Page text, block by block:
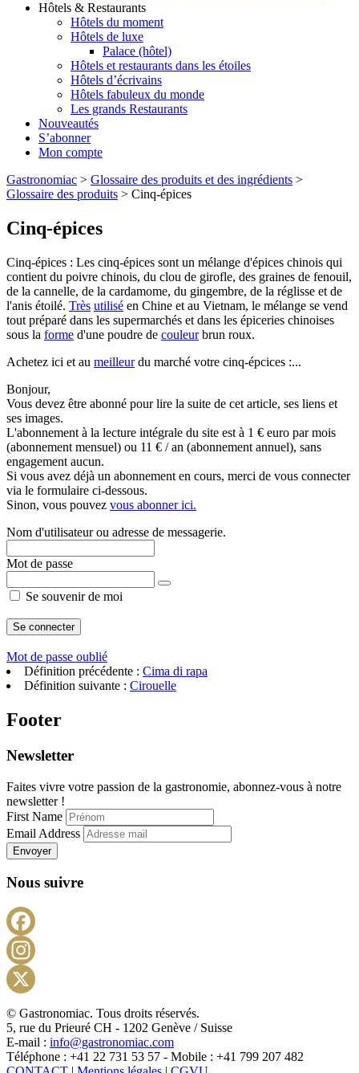
Hôtels & Restaurants
Hôtels du moment
Hôtels de luxe
Palace (hôtel)
Hôtels et restaurants dans les étoiles
Hôtels d’écrivains
Hôtels fabuleux du monde
Les grands Restaurants
Nouveautés
S’abonner
Mon compte
Gastronomiac > Glossaire des produits et des ingrédients >
Glossaire des produits > Cinq-épices
Cinq-épices
Cinq-épices : Les cinq-épices sont un mélange d'épices chinois qui
contient du poivre chinois, du clou de girofle, des graines de fenouil,
de la cannelle, de la cardamome, du gingembre, de la réglisse et de
l'anis étoilé. Très utilisé en Chine et au Vietnam, le mélange se vend
tout préparé dans les supermarchés et dans les épiceries chinoises
sous la forme d'une poudre de couleurbrun roux.
Achetez ici et au meilleurdu marché votre cinq-épcices :...
Bonjour,
Vous devez être abonné pour lire la suite de cet article, ses liens et
ses images.
L'abonnement à la lecture intégrale du site est à 1 € euro par mois
(abonnement mensuel) ou 11 € / an (abonnement annuel), sans
engagement aucun.
Si vous avez déjà un abonnement en cours, merci de vous connecter
via le formulaire ci-dessous.
Sinon, vous pouvez vous abonner ici.
Nom d'utilisateur ou adresse de messagerie.
Mot de passe
Se souvenir de moi
Mot de passe oublié
Définition précédente : Cima di rapa
Définition suivante : Cirouelle
Footer
Newsletter
Faites vivre votre passion de la gastronomie, abonnez-vous à notre
newsletter !
First Name
Email Address
Envoyer
Nous suivre
X
© Gastronomiac. Tous droits réservés.
5, rue du Prieuré CH - 1202 Genève / Suisse
E-mail : info@gastronomiac.com
Téléphone : +41 22 731 53 57 - Mobile : +41 799 207 482